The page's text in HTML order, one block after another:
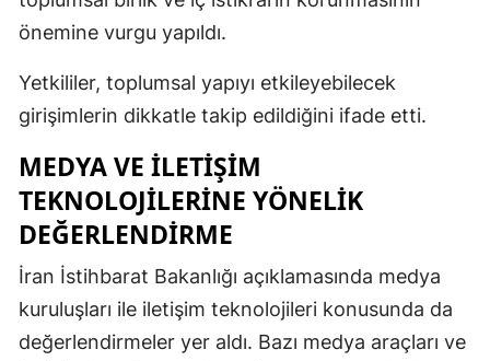
önemine vurgu yapıldı.
Yetkililer, toplumsal yapıyı etkileyebilecek
girişimlerin dikkatle takip edildiğini ifade etti.
MEDYA VE İLETIŞIM
TEKNOLOJILERINE YÖNELIK
DEĞERLENDIRME
İran İstihbarat Bakanlığı açıklamasında medya
kuruluşları ile iletişim teknolojileri konusunda da
değerlendirmeler yer aldı. Bazı medya araçları ve